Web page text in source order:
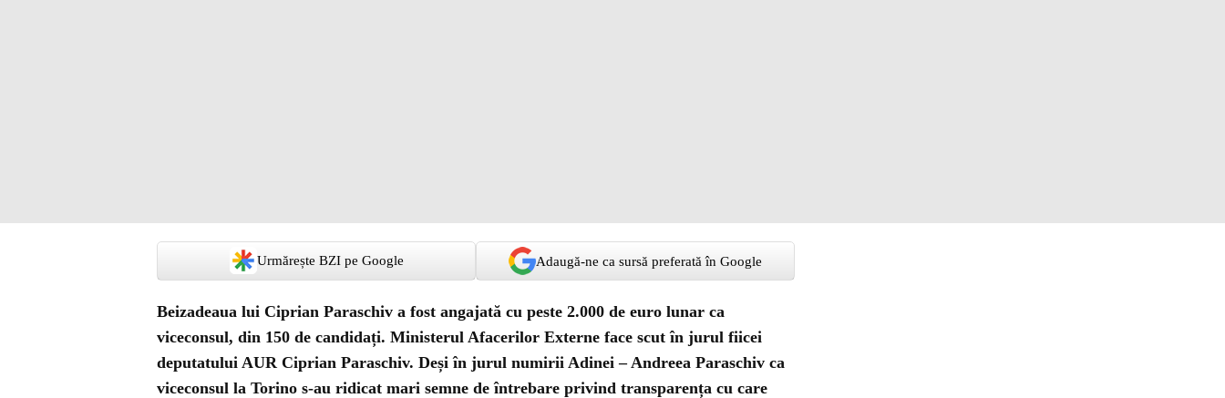
Urmărește BZI pe Google Adaugă-ne ca sursă preferată în Google
Beizadeaua lui Ciprian Paraschiv a fost angajată cu peste 2.000 de euro lunar ca
viceconsul, din 150 de candidați. Ministerul Afacerilor Externe face scut în jurul fiicei
deputatului AUR Ciprian Paraschiv. Deși în jurul numirii Adinei – Andreea Paraschiv ca
viceconsul la Torino s-au ridicat mari semne de întrebare privind transparența cu care